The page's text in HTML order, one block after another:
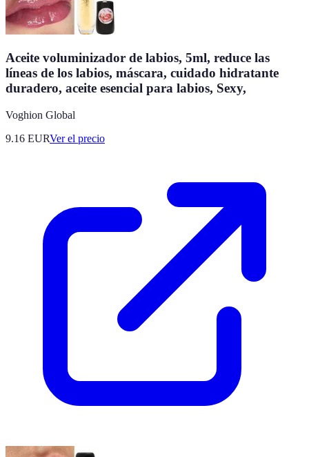
Aceite voluminizador de labios, 5ml, reduce las
líneas de los labios, máscara, cuidado hidratante
duradero, aceite esencial para labios, Sexy,
Voghion Global
9.16 EURVer el precio